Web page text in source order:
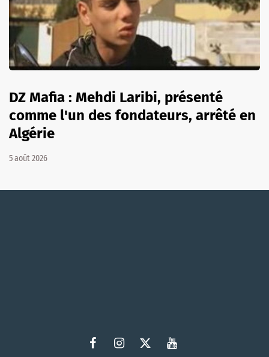
DZ Mafia : Mehdi Laribi, présenté
comme l'un des fondateurs, arrêté en
Algérie
5 août 2026